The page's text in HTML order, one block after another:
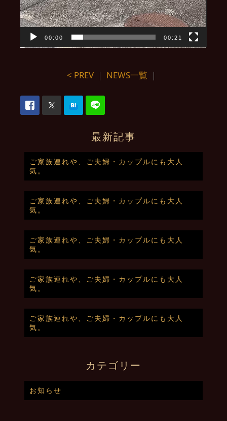
00:00 00:21
< PREV ｜ NEWS一覧 ｜
最新記事
ご家族連れや、ご夫婦・カップルにも大人
気。
ご家族連れや、ご夫婦・カップルにも大人
気。
ご家族連れや、ご夫婦・カップルにも大人
気。
ご家族連れや、ご夫婦・カップルにも大人
気。
ご家族連れや、ご夫婦・カップルにも大人
気。
カテゴリー
お知らせ